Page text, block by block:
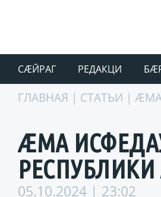
СÆЙРАГ РЕДАКЦИ
ГЛАВНАЯ | СТАТЬИ |
ÆМА
05.10.2024 | 23:02